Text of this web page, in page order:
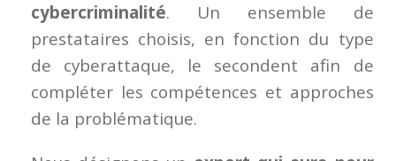
cybercriminalité. Un ensemble de
prestataires choisis, en fonction du type
de cyberattaque, le secondent afin de
compléter les compétences et approches
de la problématique.